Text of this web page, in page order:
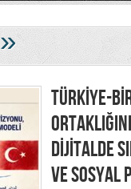
»
TÜRKİYE-
DİJİTALDE
VE SOSYAL